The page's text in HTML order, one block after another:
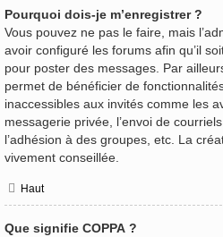
Pourquoi dois-je m’enregistrer ?
Vous pouvez ne pas le faire, mais
avoir configuré les forums afin qu’il
pour poster des messages. Par
permet de bénéficier de
inaccessibles aux invités comme les
messagerie privée, l’envoi de
l’adhésion à des groupes, etc. La
vivement conseillée.
Haut
Que signifie COPPA ?